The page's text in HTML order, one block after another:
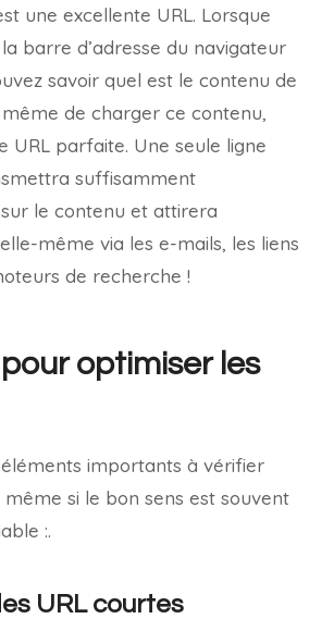
une excellente URL. Lorsque
barre d’adresse du navigateur
savoir quel est le contenu de
de charger ce contenu,
URL parfaite. Une seule ligne
suffisamment
le contenu et attirera
même via les e-mails, les liens
de recherche !
optimiser les
importants à vérifier
si le bon sens est souvent
:.
URL courtes